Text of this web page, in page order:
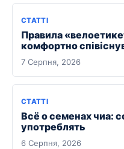
СТАТТІ
Правила
комфортно
7 Серпня, 2026
СТАТТІ
Всё о семенах чиа:
употреблять
6 Серпня, 2026